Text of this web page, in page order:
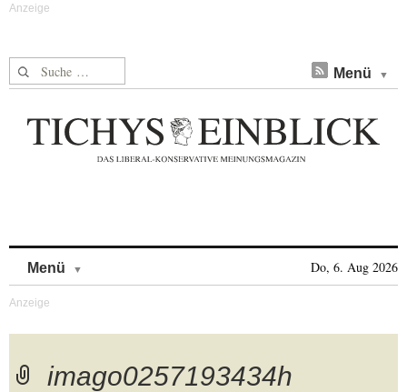
Suche nach: Menü
Menü Do, 6. Aug 2026
imago0257193434h